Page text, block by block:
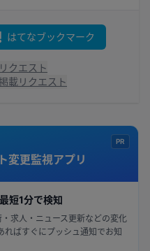
はてなブックマーク
クエスト
載リクエスト
PR
変更監視アプリ
短1分で検知
求人・ニュース更新などの変化
ばすぐにプッシュ通知でお知